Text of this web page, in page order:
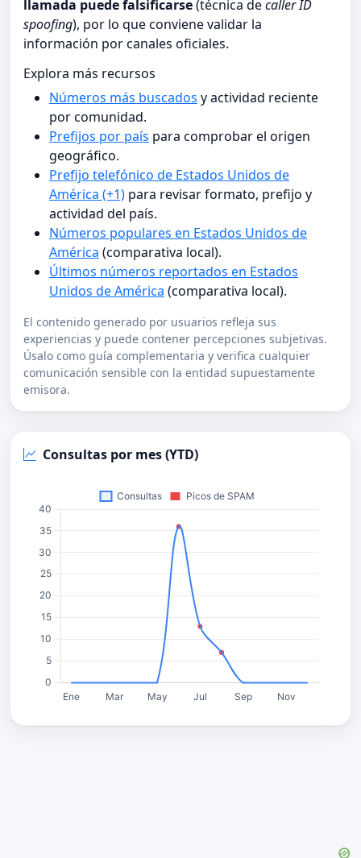
llamada puede falsificarse(técnica decaller ID
spoofing), por lo que conviene validar la
información por canales oficiales.
Explora más recursos
Números más buscados y actividad reciente
por comunidad.
Prefijos por país para comprobar el origen
geográfico.
Prefijo telefónico de Estados Unidos de
América (+1) para revisar formato, prefijo y
actividad del país.
Números populares en Estados Unidos de
América (comparativa local).
Últimos números reportados en Estados
Unidos de América (comparativa local).
El contenido generado por usuarios refleja sus
experiencias y puede contener percepciones subjetivas.
Úsalo como guía complementaria y verifica cualquier
comunicación sensible con la entidad supuestamente
emisora.
Consultas por mes (YTD)